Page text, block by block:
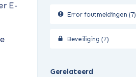
E-
Error foutmeldingen (7)
Beveiliging (7)
Gerelateerd